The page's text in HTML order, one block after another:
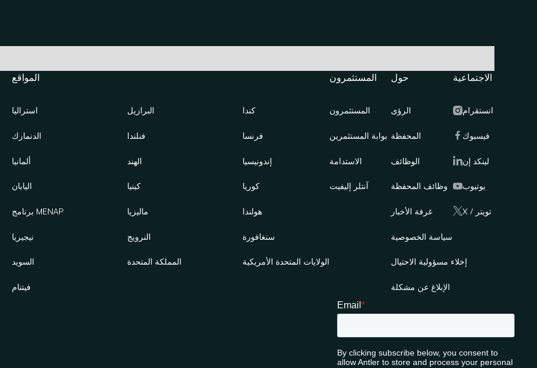
المواقع
استراليا البرازيل كندا
الدنمارك فنلندا فرنسا
ألمانيا الهند إندونيسيا
اليابان كينيا كوريا
برنامج MENAP ماليزيا هولندا
نيجيريا النرويج سنغافورة
السويد المملكة المتحدة الولايات المتحدة الأمريكية
فيتنام
المستثمرون
المستثمرون
بوابة المستثمرين
الاستدامة
آنتلر إليفيت
حول
الرؤى
المحفظة
الوظائف
وظائف المحفظة
غرفة الأخبار
سياسة الخصوصية
إخلاء مسؤولية الاحتيال
الإبلاغ عن مشكلة
الاجتماعية
انستقرام
فيسبوك
لينكد إن
يوتيوب
X / تويتر